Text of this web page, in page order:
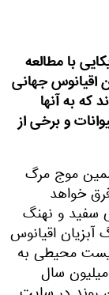
با مطالعه
اقیانوس جهانی
که به آنها
و برخی از
موج مرگ
خواهد
سفید و نهنگ
اقیانوس
محیطی به
سال